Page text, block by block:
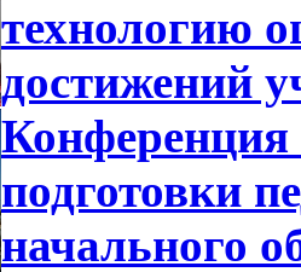
технологию
достижений
подготовки
начального